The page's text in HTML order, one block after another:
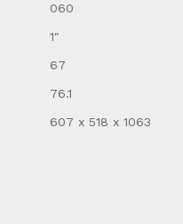
060
1″
67
76.1
607 x 518 x 1063